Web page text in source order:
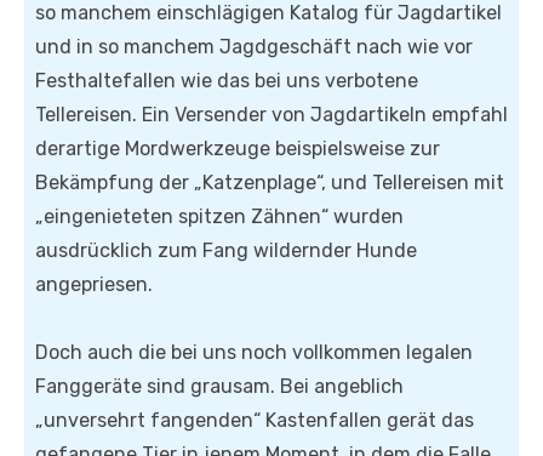
so manchem einschlägigen Katalog für Jagdartikel
und in so manchem Jagdgeschäft nach wie vor
Festhaltefallen wie das bei uns verbotene
Tellereisen. Ein Versender von Jagdartikeln empfahl
derartige Mordwerkzeuge beispielsweise zur
Bekämpfung der „Katzenplage“, und Tellereisen mit
„eingenieteten spitzen Zähnen“ wurden
ausdrücklich zum Fang wildernder Hunde
angepriesen.
Doch auch die bei uns noch vollkommen legalen
Fanggeräte sind grausam. Bei angeblich
„unversehrt fangenden“ Kastenfallen gerät das